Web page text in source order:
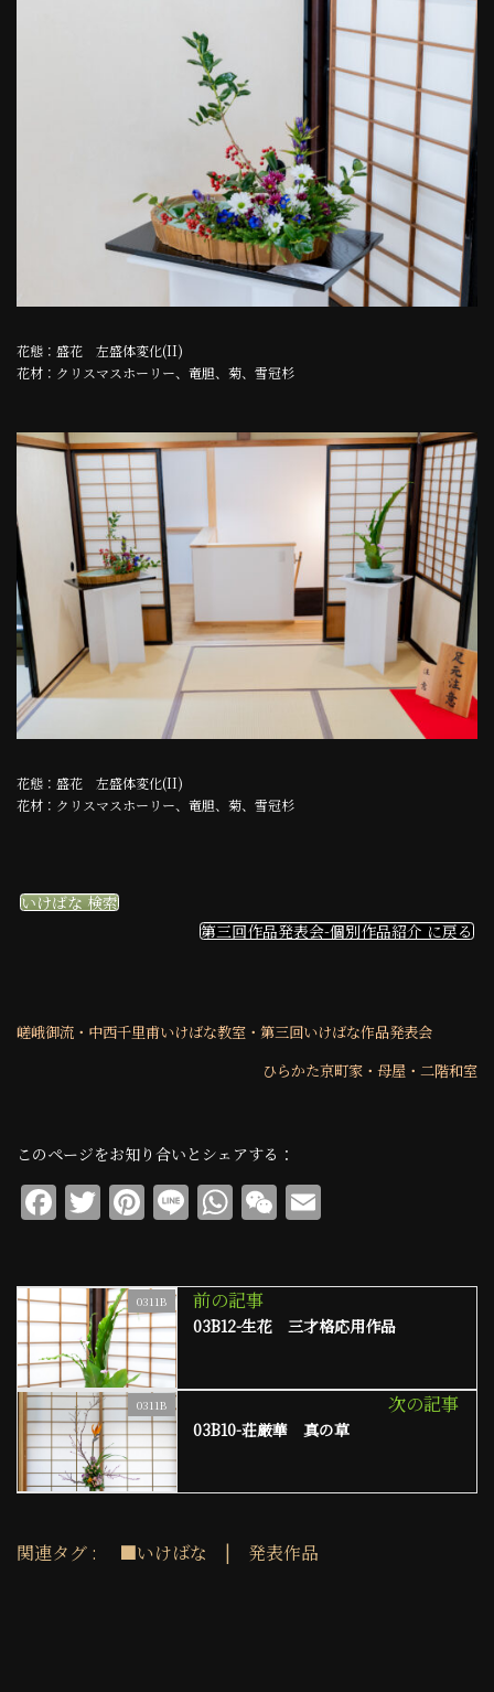
花態：盛花 左盛体変化(II)
花材：クリスマスホーリー、竜胆、菊、雪冠杉
花態：盛花 左盛体変化(II)
花材：クリスマスホーリー、竜胆、菊、雪冠杉
いけばな 検索
第三回作品発表会-個別作品紹介 に戻る
嵯峨御流・中西千里甫いけばな教室・第三回いけばな作品発表会
ひらかた京町家・母屋・二階和室
このページをお知り合いとシェアする：
F
c
e
b
o
o
k
T
it
te
r
Pi
te
re
st
Li
e
W
at
s
A
p
p
W
C
h
at
ai
l
0311B 前の記事
03B12-生花 三才格応用作品
0311B 次の記事
03B10-荘厳華 真の草
関連タグ : ■いけばな | 発表作品